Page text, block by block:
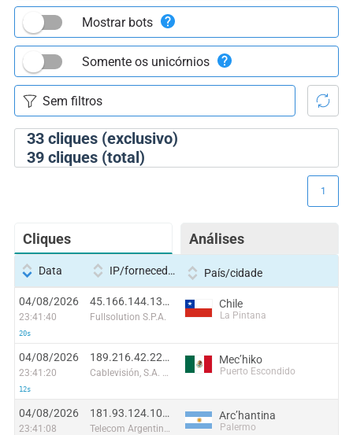
33cliques (exclusivo)
39cliques (total)
Mostrar bots
Somente os unicórnios
Cliques Análises
1
Data IP/fornecedor País/cidade
04/08/2026
23:41:40
20s
45.166.144.138:51666
Fullsolution S.P.A.
Chile
La Pintana
04/08/2026
23:41:20
12s
189.216.42.228:55669
Cablevisión, S.A. de C.V.
Mecʼhiko
Puerto Escondido
04/08/2026
23:41:08
181.93.124.101:40922
Telecom Argentina S.A.
Arcʼhantina
Palermo